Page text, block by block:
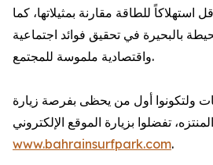
استهلاكاً للطاقة مقارنة بمثيلاتها، كما
بالبحيرة في تحقيق فوائد اجتماعية
واقتصادية ملموسة للمجتمع.
ولتكونوا أول من يحظى بفرصة زيارة
المنتزه، تفضلوا بزيارة الموقع الإلكتروني
www.bahrainsurfpark.com.